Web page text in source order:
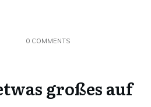
0COMMENTS
großes auf